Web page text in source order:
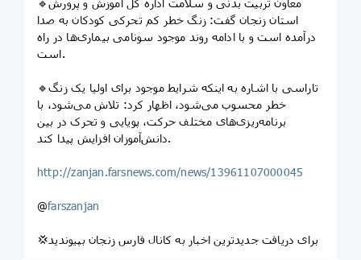
🔹معاون تربیت بدنی و سلامت اداره کل آموزش و پرورش
استان زنجان گفت: زنگ خطر کم تحرکی کودکان به صدا
درآمده است و با ادامه روند موجود سونامی بیماری‌ها در راه
است.
🔹تاراسی با اشاره به اینکه شرایط موجود برای اولیا یک زنگ
خطر محسوب می‌شود، اظهار کرد: تلاش می‌شود، با
برنامه‌ریزی‌های مختلف حرکت، پویایی و تحرک در بین
دانش‌آموزان افزایش پیدا کند.
http://zanjan.farsnews.com/news/13961107000045
@farszanjan
💢برای دریافت جدیدترین اخبار به کانال فارس زنجان بپیوندید